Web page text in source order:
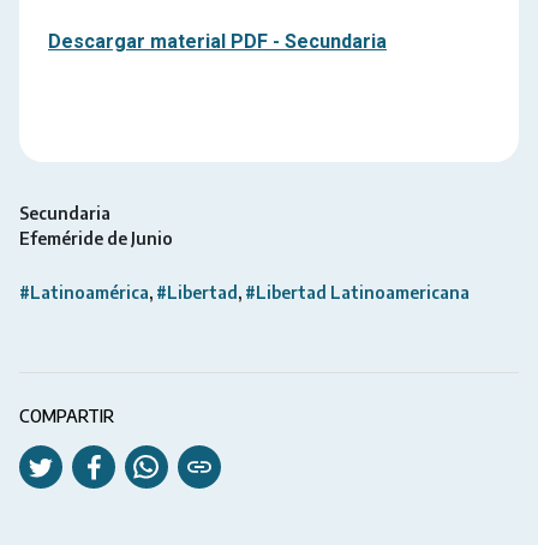
Descargar material PDF - Secundaria
Secundaria
Efeméride de Junio
#Latinoamérica #Libertad #Libertad Latinoamericana
COMPARTIR